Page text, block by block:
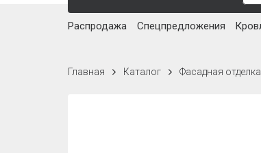
Распродажа Спецпредложения
Главная Каталог Фасадная отделка